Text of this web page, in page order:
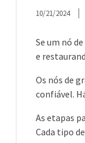
10/21/2024
Se um nó
e
Os nós de
confiável.
As etapas
Cada tipo